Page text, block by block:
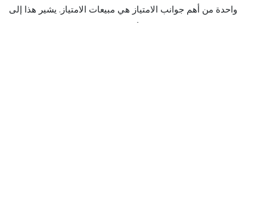
واحدة من أهم جوانب الامتياز هي مبيعات الامتياز. يشير هذا إلى
عملية بيع تراخيص الامتياز لأصحاب الامتياز المحتملين المهتمين